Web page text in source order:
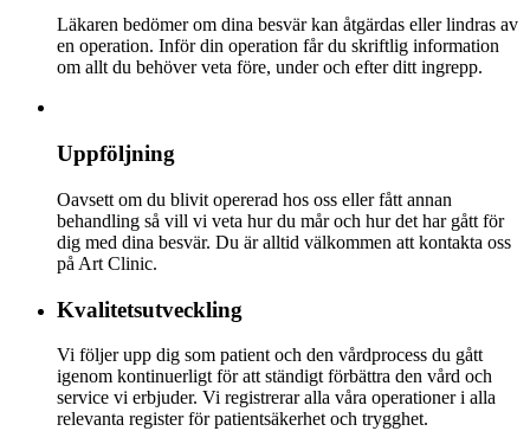
Läkaren bedömer om dina besvär kan åtgärdas eller lindras av
en operation. Inför din operation får du skriftlig information
om allt du behöver veta före, under och efter ditt ingrepp.
Uppföljning
Oavsett om du blivit opererad hos oss eller fått annan
behandling så vill vi veta hur du mår och hur det har gått för
dig med dina besvär. Du är alltid välkommen att kontakta oss
på Art Clinic.
Kvalitetsutveckling
Vi följer upp dig som patient och den vårdprocess du gått
igenom kontinuerligt för att ständigt förbättra den vård och
service vi erbjuder. Vi registrerar alla våra operationer i alla
relevanta register för patientsäkerhet och trygghet.